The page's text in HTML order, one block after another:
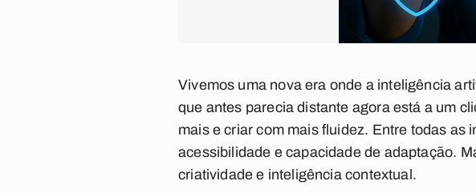
Vivemos uma nova era onde a inteligência
que antes parecia distante agora está a um
mais e criar com mais fluidez. Entre todas as
acessibilidade e capacidade de adaptação.
criatividade e inteligência contextual.